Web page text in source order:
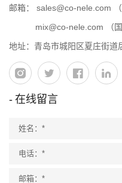
邮箱： sales@co-nele.com
mix@co-nele.com （
地址：青岛市城阳区夏庄街道
在线留言